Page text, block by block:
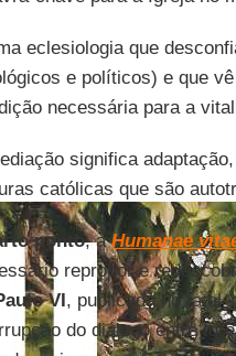
eclesiologia que
e políticos) e que
necessária para a
significa
católicas que são
ponto, aHumanae
repropor e
VI, publicada no fatal
do diálogo entre